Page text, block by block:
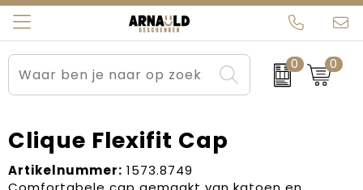
0 0
Relatiegeschenken
Sportkleding
Werkkleding
Beurs en Evenementen
Brievenbuspakketten
Carnaval
Arnauld Kerstpakketten
MijnEigenKadootje
Ons team
Contact
Blogs
Clique Flexifit Cap
Artikelnummer: 1573.8749